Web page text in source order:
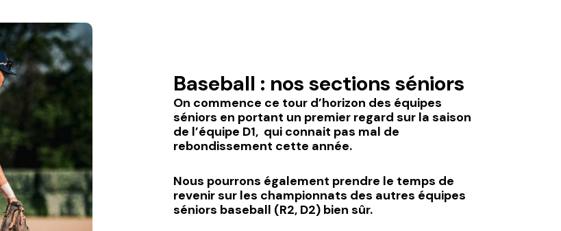
Baseball : nos sections séniors
On commence ce tour d’horizon des équipes
séniors en portant un premier regard sur la saison
de l’équipe D1, qui connait pas mal de
rebondissement cette année.
Nous pourrons également prendre le temps de
revenir sur les championnats des autres équipes
séniors baseball (R2, D2) bien sûr.